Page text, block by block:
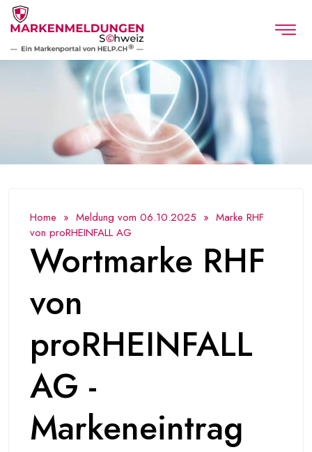
Home » Meldung vom 06.10.2025 » Marke RHF
von proRHEINFALL AG
Wortmarke RHF
von
proRHEINFALL
AG -
Markeneintrag